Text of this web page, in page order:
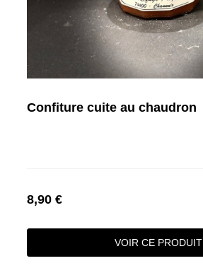
Confiture cuite au chaudron
8,90 €
VOIR CE PRODUIT